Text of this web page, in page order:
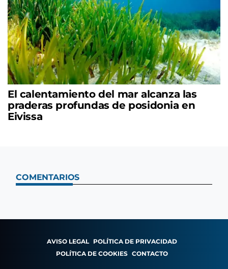
El calentamiento del mar alcanza las
praderas profundas de posidonia en
Eivissa
COMENTARIOS
AVISO LEGAL POLÍTICA DE PRIVACIDAD
POLÍTICA DE COOKIES CONTACTO